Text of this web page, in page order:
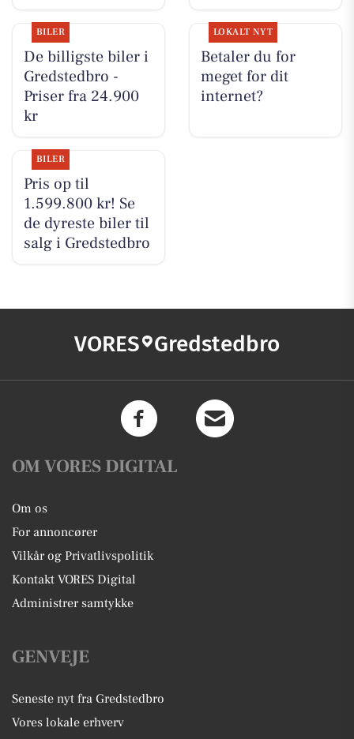
BILER
De billigste biler i
Gredstedbro -
Priser fra 24.900
kr
LOKALT NYT
Betaler du for
meget for dit
internet?
BILER
Pris op til
1.599.800 kr! Se
de dyreste biler til
salg i Gredstedbro
VORES Gredstedbro
OM VORES DIGITAL
Om os
For annoncører
Vilkår og Privatlivspolitik
Kontakt VORES Digital
Administrer samtykke
GENVEJE
Seneste nyt fra Gredstedbro
Vores lokale erhverv